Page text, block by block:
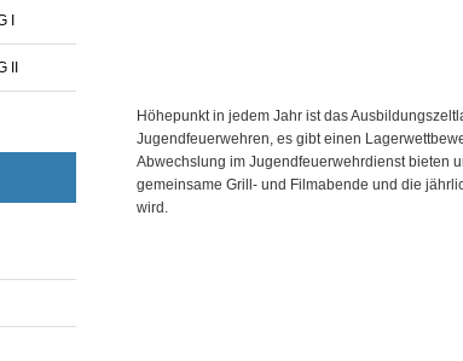
I
Höhepunkt in jedem Jahr ist das
Jugendfeuerwehren, es gibt einen
Abwechslung im Jugendfeuerwehrdienst bieten
gemeinsame Grill- und Filmabende und die
wird.